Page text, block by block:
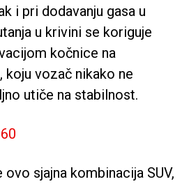
i pri dodavanju gasa u
u krivini se koriguje
kočnice na
vozač nikako ne
utiče na stabilnost.
sjajna kombinacija SUV,